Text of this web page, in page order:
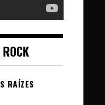
RAÍZES